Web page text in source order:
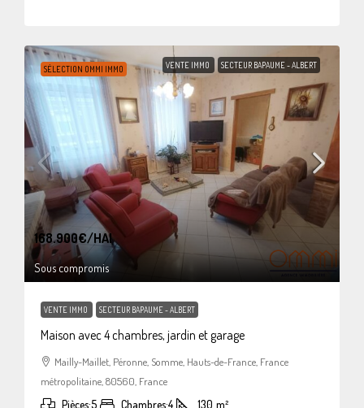
SÉLECTION OMMI IMMO VENTE IMMO SECTEUR BAPAUME - ALBERT
168.900€/HAI
Sous compromis
VENTE IMMO SECTEUR BAPAUME - ALBERT
Maison avec 4 chambres, jardin et garage
Mailly-Maillet, Péronne, Somme, Hauts-de-France, France
métropolitaine, 80560, France
Pièces:5 Chambres:4 130 m²